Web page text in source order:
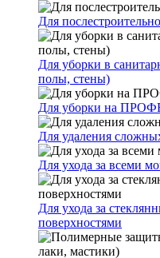
Для
Для уборки в
полы, стены)
Для уборки на
Для удаления
Для ухода за всеми
Для ухода за
поверхностями